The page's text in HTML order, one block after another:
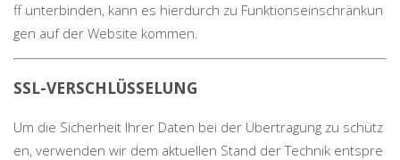
ff unterbinden, kann es hierdurch zu Funktionseinschränkun
gen auf der Website kommen.
SSL-VERSCHLÜSSELUNG
Um die Sicherheit Ihrer Daten bei der Übertragung zu schütz
en, verwenden wir dem aktuellen Stand der Technik entspre